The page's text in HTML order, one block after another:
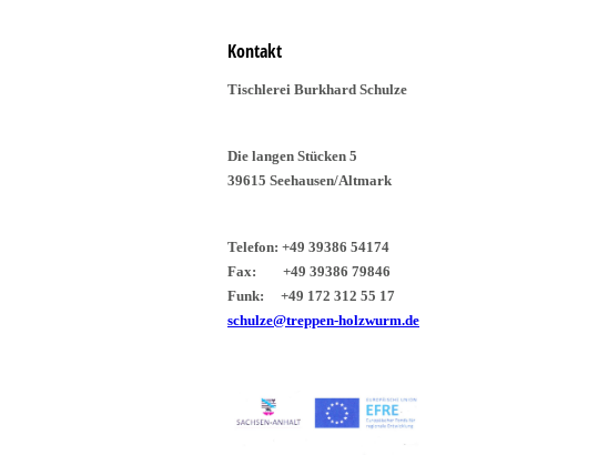
Kontakt
Tischlerei Burkhard Schulze
Die langen Stücken 5
39615 Seehausen/Altmark
Telefon: +49 39386 54174
Fax: +49 39386 79846
Funk: +49 172 312 55 17
schulze@treppen-holzwurm.de